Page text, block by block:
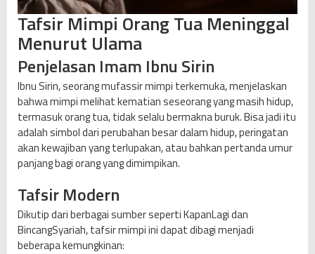
k
a
p
i
n
y
a
Tafsir Mimpi Orang Tua Meninggal
Menurut Ulama
Penjelasan Imam Ibnu Sirin
Ibnu Sirin, seorang mufassir mimpi terkemuka, menjelaskan
bahwa mimpi melihat kematian seseorang yang masih hidup,
termasuk orang tua, tidak selalu bermakna buruk. Bisa jadi itu
adalah simbol dari perubahan besar dalam hidup, peringatan
akan kewajiban yang terlupakan, atau bahkan pertanda umur
panjang bagi orang yang dimimpikan.
Tafsir Modern
Dikutip dari berbagai sumber seperti KapanLagi dan
BincangSyariah, tafsir mimpi ini dapat dibagi menjadi
beberapa kemungkinan: